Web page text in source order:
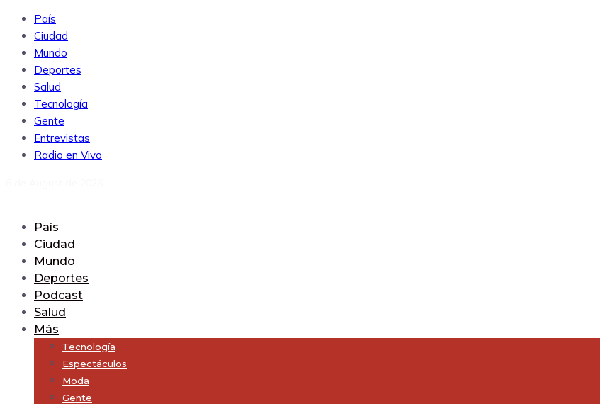
País
Ciudad
Mundo
Deportes
Salud
Tecnología
Gente
Entrevistas
Radio en Vivo
País
Ciudad
Mundo
Deportes
Podcast
Salud
Más
Tecnología
Espectáculos
Moda
Gente